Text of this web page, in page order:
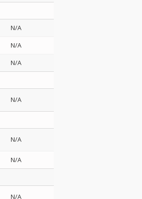
N/A
N/A
N/A
N/A
N/A
N/A
N/A